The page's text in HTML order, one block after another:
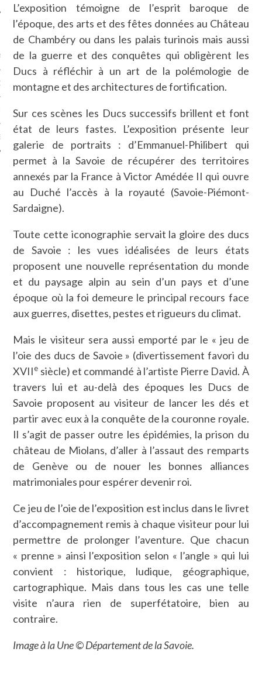
CARAVELLE
CARAVELLE
PODCAST
L’exposition témoigne de l’esprit baroque de
l’époque, des arts et des fêtes données au Château
de Chambéry ou dans les palais turinois mais aussi
de la guerre et des conquêtes qui obligèrent les
Ducs à réfléchir à un art de la polémologie de
montagne et des architectures de fortification.
Sur ces scènes les Ducs successifs brillent et font
état de leurs fastes. L’exposition présente leur
galerie de portraits : d’Emmanuel-Philibert qui
permet à la Savoie de récupérer des territoires
annexés par la France à Victor Amédée II qui ouvre
au Duché l’accès à la royauté (Savoie-Piémont-
Sardaigne).
Toute cette iconographie servait la gloire des ducs
de Savoie : les vues idéalisées de leurs états
proposent une nouvelle représentation du monde
et du paysage alpin au sein d’un pays et d’une
époque où la foi demeure le principal recours face
aux guerres, disettes, pestes et rigueurs du climat.
Mais le visiteur sera aussi emporté par le « jeu de
l’oie des ducs de Savoie » (divertissement favori du
XVIIe siècle) et commandé à l’artiste Pierre David. À
travers lui et au-delà des époques les Ducs de
Savoie proposent au visiteur de lancer les dés et
partir avec eux à la conquête de la couronne royale.
Il s’agit de passer outre les épidémies, la prison du
château de Miolans, d’aller à l’assaut des remparts
de Genève ou de nouer les bonnes alliances
matrimoniales pour espérer devenir roi.
Ce jeu de l’oie de l’exposition est inclus dans le livret
d’accompagnement remis à chaque visiteur pour lui
permettre de prolonger l’aventure. Que chacun
« prenne » ainsi l’exposition selon « l’angle » qui lui
convient : historique, ludique, géographique,
cartographique. Mais dans tous les cas une telle
visite n’aura rien de superfétatoire, bien au
contraire.
Image à la Une © Département de la Savoie.